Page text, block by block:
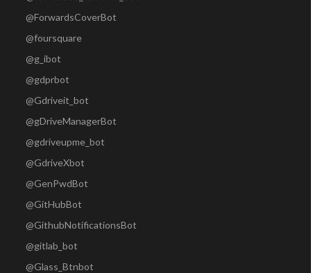
@ForwardsCoverBot
@foursquare
@g_ibot
@gdprbot
@Gdriveit_bot
@gDriveManagerBot
@gdriveupme_bot
@GdriveXbot
@GenPwdBot
@GitHubBot
@GithubNotificationsBot
@gitlab_bot
@Glass_Btnbot